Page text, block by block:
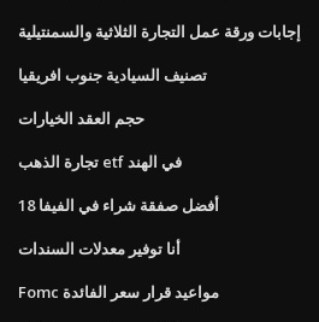
إجابات ورقة عمل التجارة الثلاثية والسمنتيلية
تصنيف السيادية جنوب افريقيا
حجم العقد الخيارات
تجارة الذهب etf في الهند
أفضل صفقة شراء في الفيفا 18
أنا توفير معدلات السندات
Fomc مواعيد قرار سعر الفائدة